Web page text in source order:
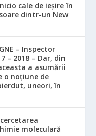
cale de ieșire în
dintr-un New
– Inspector
– 2018 – Dar, din
a asumării
o noţiune de
uneori, în
moleculară